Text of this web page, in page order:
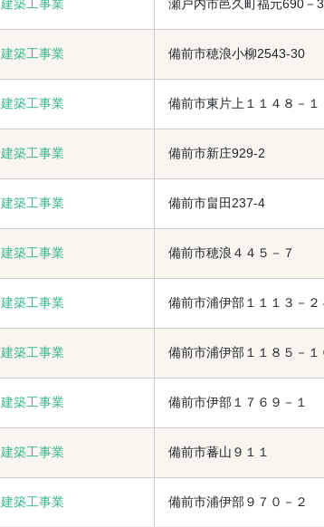
建築工事業 瀬戸内市邑久町福元690－
建築工事業 備前市穂浪小柳2543-30
建築工事業 備前市東片上１１４８－１
建築工事業 備前市新庄929-2
建築工事業 備前市畠田237-4
建築工事業 備前市穂浪４４５－７
建築工事業 備前市浦伊部１１１３－２
建築工事業 備前市浦伊部１１８５－１
建築工事業 備前市伊部１７６９－１
建築工事業 備前市蕃山９１１
建築工事業 備前市浦伊部９７０－２